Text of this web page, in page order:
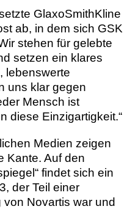
GlaxoSmithKline
ab, in dem sich GSK
stehen für gelebte
setzen ein klares
lebenswerte
uns klar gegen
Mensch ist
diese Einzigartigkeit.“
Medien zeigen
Kante. Auf den
findet sich ein
der Teil einer
Novartis war und